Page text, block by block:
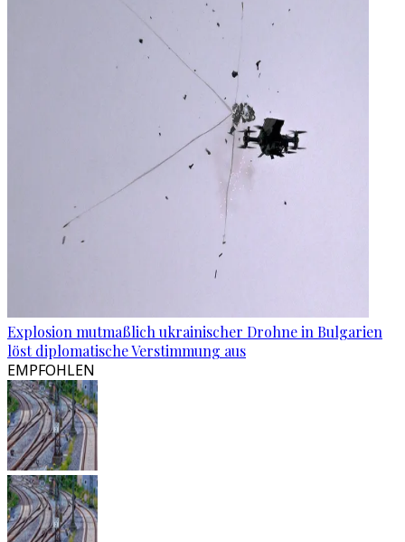
Explosion mutmaßlich ukrainischer Drohne in Bulgarien
löst diplomatische Verstimmung aus
EMPFOHLEN